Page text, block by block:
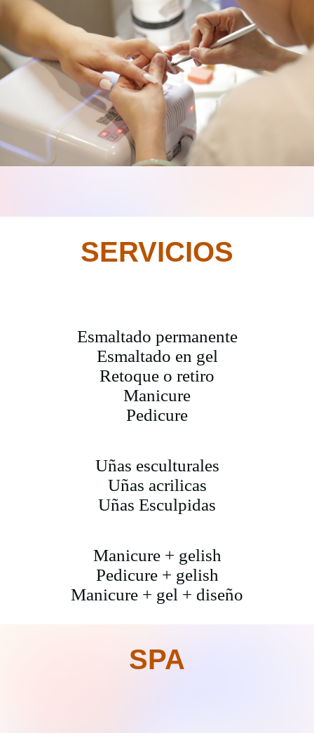
SERVICIOS
Esmaltado permanente
Esmaltado en gel
Retoque o retiro
Manicure
Pedicure
Uñas esculturales
Uñas acrilicas
Uñas Esculpidas
Manicure + gelish
Pedicure + gelish
Manicure + gel + diseño
SPA